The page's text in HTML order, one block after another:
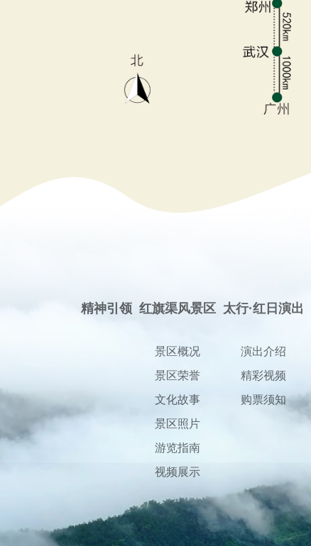
精神引领 红旗渠风景区
景区概况
景区荣誉
文化故事
景区照片
游览指南
视频展示
太行·红日演出
演出介绍
精彩视频
购票须知